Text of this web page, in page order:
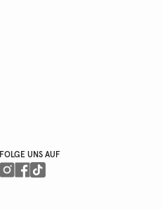
FOLGE UNS AUF